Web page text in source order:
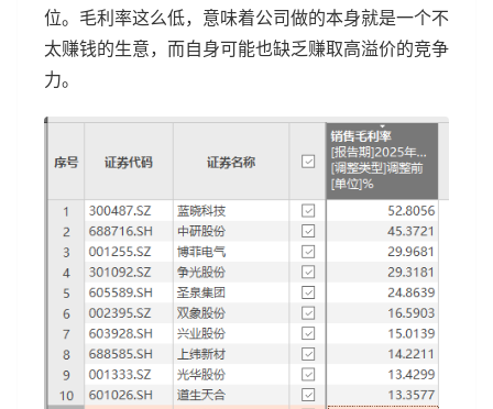
位。毛利率这么低，意味着公司做的本身就是一个不
太赚钱的生意，而自身可能也缺乏赚取高溢价的竞争
力。